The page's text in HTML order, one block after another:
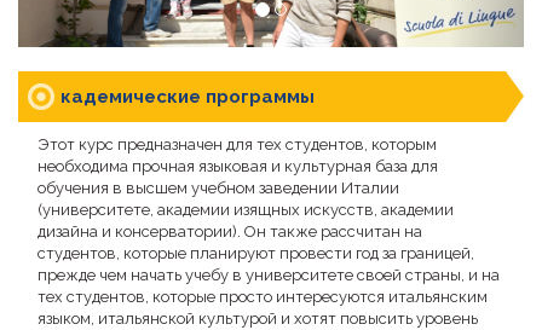
кадемические программы
Этот курс предназначен для тех студентов, которым
необходима прочная языковая и культурная база для
обучения в высшем учебном заведении Италии
(университете, академии изящных искусств, академии
дизайна и консерватории). Он также рассчитан на
студентов, которые планируют провести год за границей,
прежде чем начать учебу в университете своей страны, и на
тех студентов, которые просто интересуются итальянским
языком, итальянской культурой и хотят повысить уровень